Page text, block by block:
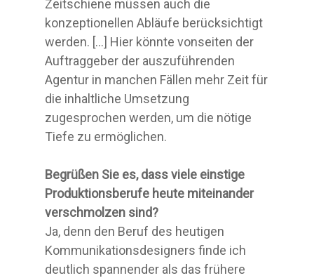
Zeitschiene müssen auch die
konzeptionellen Abläufe berücksichtigt
werden. […] Hier könnte vonseiten der
Auftraggeber der auszuführenden
Agentur in manchen Fällen mehr Zeit für
die inhaltliche Umsetzung
zugesprochen werden, um die nötige
Tiefe zu ermöglichen.
Begrüßen Sie es, dass viele einstige
Produktionsberufe heute miteinander
verschmolzen sind?
Ja, denn den Beruf des heutigen
Kommunikationsdesigners finde ich
deutlich spannender als das frühere